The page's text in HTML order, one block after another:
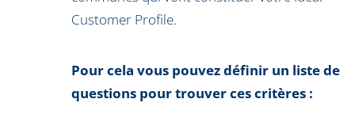
Customer Profile.
Pour cela vous pouvez définir un liste de
questions pour trouver ces critères :